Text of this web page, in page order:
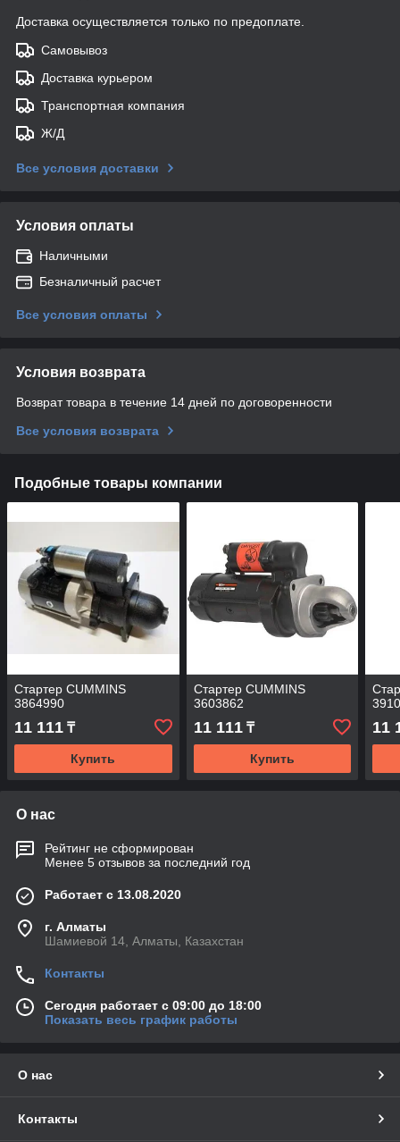
Доставка осуществляется только по предоплате.
Самовывоз
Доставка курьером
Транспортная компания
Ж/Д
Все условия доставки
Условия оплаты
Наличными
Безналичный расчет
Все условия оплаты
Условия возврата
Возврат товара в течение 14 дней по договоренности
Все условия возврата
Подобные товары компании
Стартер CUMMINS
3864990
11 111 ₸
Купить
Стартер CUMMINS
3603862
11 111₸
Купить
11
О нас
Рейтинг не сформирован
Менее 5 отзывов за последний год
Работает с 13.08.2020
г. Алматы
Шамиевой 14, Алматы, Казахстан
Контакты
Сегодня работает с 09:00 до 18:00
Показать весь график работы
О нас
Контакты